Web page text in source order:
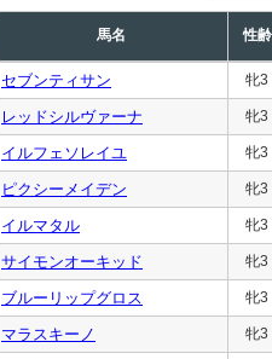
馬名 性齢
セブンティサン 牝3
レッドシルヴァーナ 牝3
イルフェソレイユ 牝3
ピクシーメイデン 牝3
イルマタル 牝3
サイモンオーキッド 牝3
ブルーリップグロス 牝3
マラスキーノ 牝3